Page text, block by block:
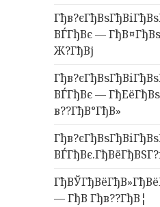
ВЃГђВє —
Ж?ГђВј
ВЃГђВє —
в??ГђВ°ГђВ»
— ГђВ Гђв??ГђВ¦